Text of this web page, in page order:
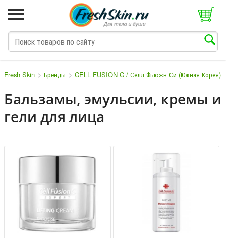
Fresh Skin > Бренды > CELL FUSION C / Селл Фьюжн Си (Южная Корея)
Бальзамы, эмульсии, кремы и
гели для лица
M N O P Q S